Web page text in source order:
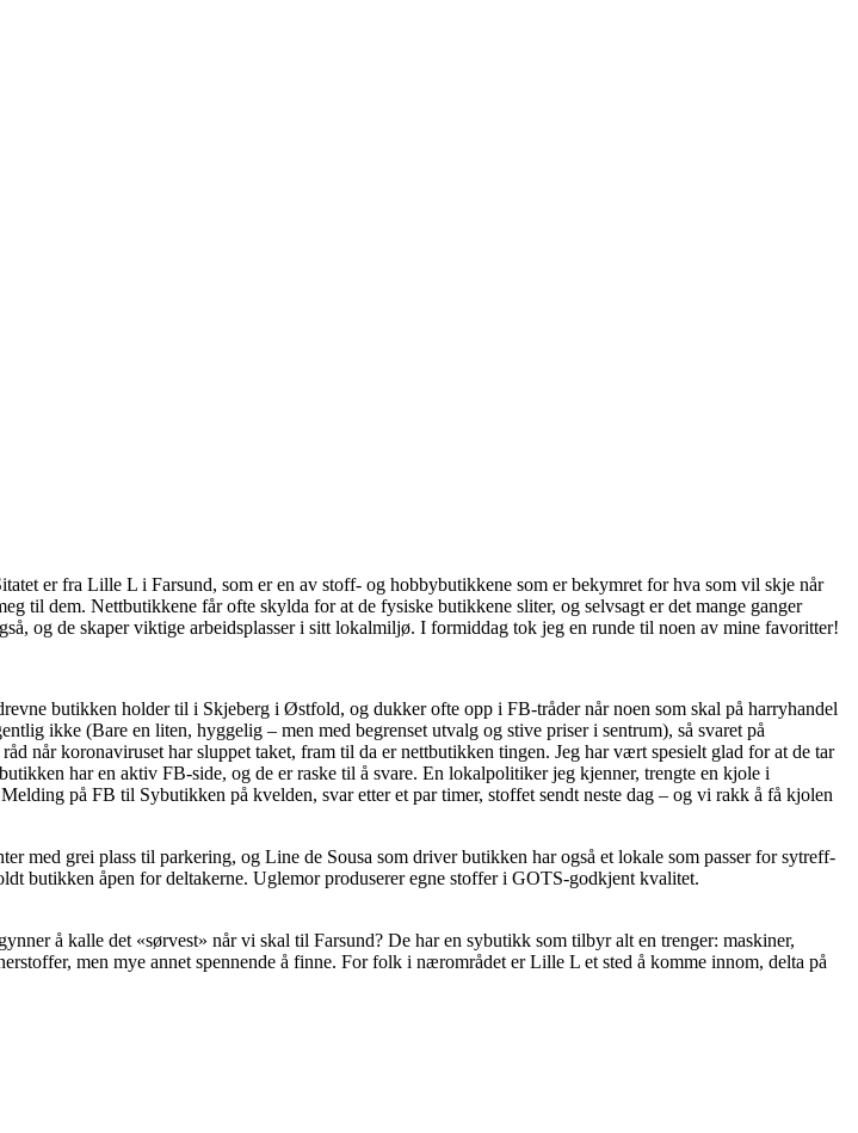
er fra Lille L i Farsund, som er en av stoff- og hobbybutikkene som er bekymret for hva som vil skje når
til dem. Nettbutikkene får ofte skylda for at de fysiske butikkene sliter, og selvsagt er det mange ganger
og de skaper viktige arbeidsplasser i sitt lokalmiljø. I formiddag tok jeg en runde til noen av mine favoritter!
butikken holder til i Skjeberg i Østfold, og dukker ofte opp i FB-tråder når noen som skal på harryhandel
ikke (Bare en liten, hyggelig – men med begrenset utvalg og stive priser i sentrum), så svaret på
når koronaviruset har sluppet taket, fram til da er nettbutikken tingen. Jeg har vært spesielt glad for at de tar
har en aktiv FB-side, og de er raske til å svare. En lokalpolitiker jeg kjenner, trengte en kjole i
på FB til Sybutikken på kvelden, svar etter et par timer, stoffet sendt neste dag – og vi rakk å få kjolen
grei plass til parkering, og Line de Sousa som driver butikken har også et lokale som passer for sytreff-
butikken åpen for deltakerne. Uglemor produserer egne stoffer i GOTS-godkjent kvalitet.
å kalle det «sørvest» når vi skal til Farsund? De har en sybutikk som tilbyr alt en trenger: maskiner,
men mye annet spennende å finne. For folk i nærområdet er Lille L et sted å komme innom, delta på